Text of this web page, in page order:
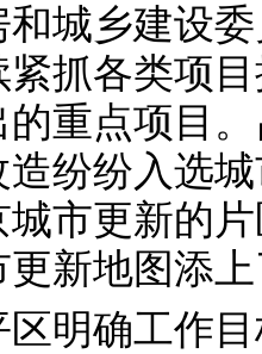
乡建设委
抓各类项
重点项目
纷纷入选
市更新的
新地图添
确工作目